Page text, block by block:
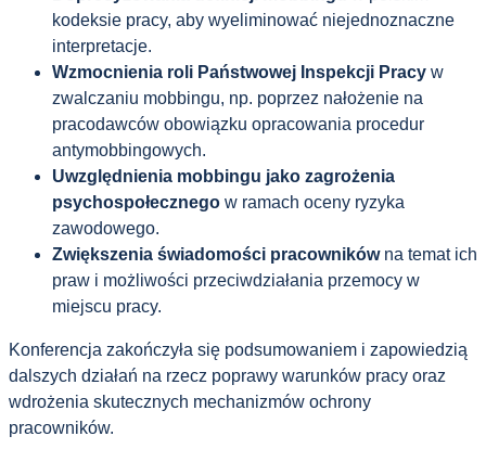
kodeksie pracy, aby wyeliminować niejednoznaczne
interpretacje.
Wzmocnienia roli Państwowej Inspekcji Pracy w
zwalczaniu mobbingu, np. poprzez nałożenie na
pracodawców obowiązku opracowania procedur
antymobbingowych.
Uwzględnienia mobbingu jako zagrożenia
psychospołecznego w ramach oceny ryzyka
zawodowego.
Zwiększenia świadomości pracownikówna temat ich
praw i możliwości przeciwdziałania przemocy w
miejscu pracy.
Konferencja zakończyła się podsumowaniem i zapowiedzią
dalszych działań na rzecz poprawy warunków pracy oraz
wdrożenia skutecznych mechanizmów ochrony
pracowników.